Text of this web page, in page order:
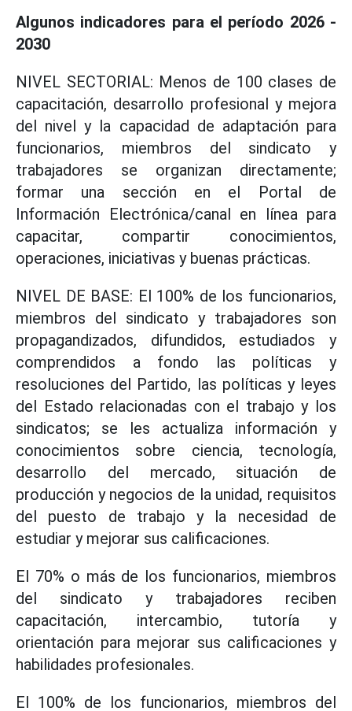
Algunos indicadores para el período 2026 -
2030
NIVEL SECTORIAL: Menos de 100 clases de
capacitación, desarrollo profesional y mejora
del nivel y la capacidad de adaptación para
funcionarios, miembros del sindicato y
trabajadores se organizan directamente;
formar una sección en el Portal de
Información Electrónica/canal en línea para
capacitar, compartir conocimientos,
operaciones, iniciativas y buenas prácticas.
NIVEL DE BASE: El 100% de los funcionarios,
miembros del sindicato y trabajadores son
propagandizados, difundidos, estudiados y
comprendidos a fondo las políticas y
resoluciones del Partido, las políticas y leyes
del Estado relacionadas con el trabajo y los
sindicatos; se les actualiza información y
conocimientos sobre ciencia, tecnología,
desarrollo del mercado, situación de
producción y negocios de la unidad, requisitos
del puesto de trabajo y la necesidad de
estudiar y mejorar sus calificaciones.
El 70% o más de los funcionarios, miembros
del sindicato y trabajadores reciben
capacitación, intercambio, tutoría y
orientación para mejorar sus calificaciones y
habilidades profesionales.
El 100% de los funcionarios, miembros del